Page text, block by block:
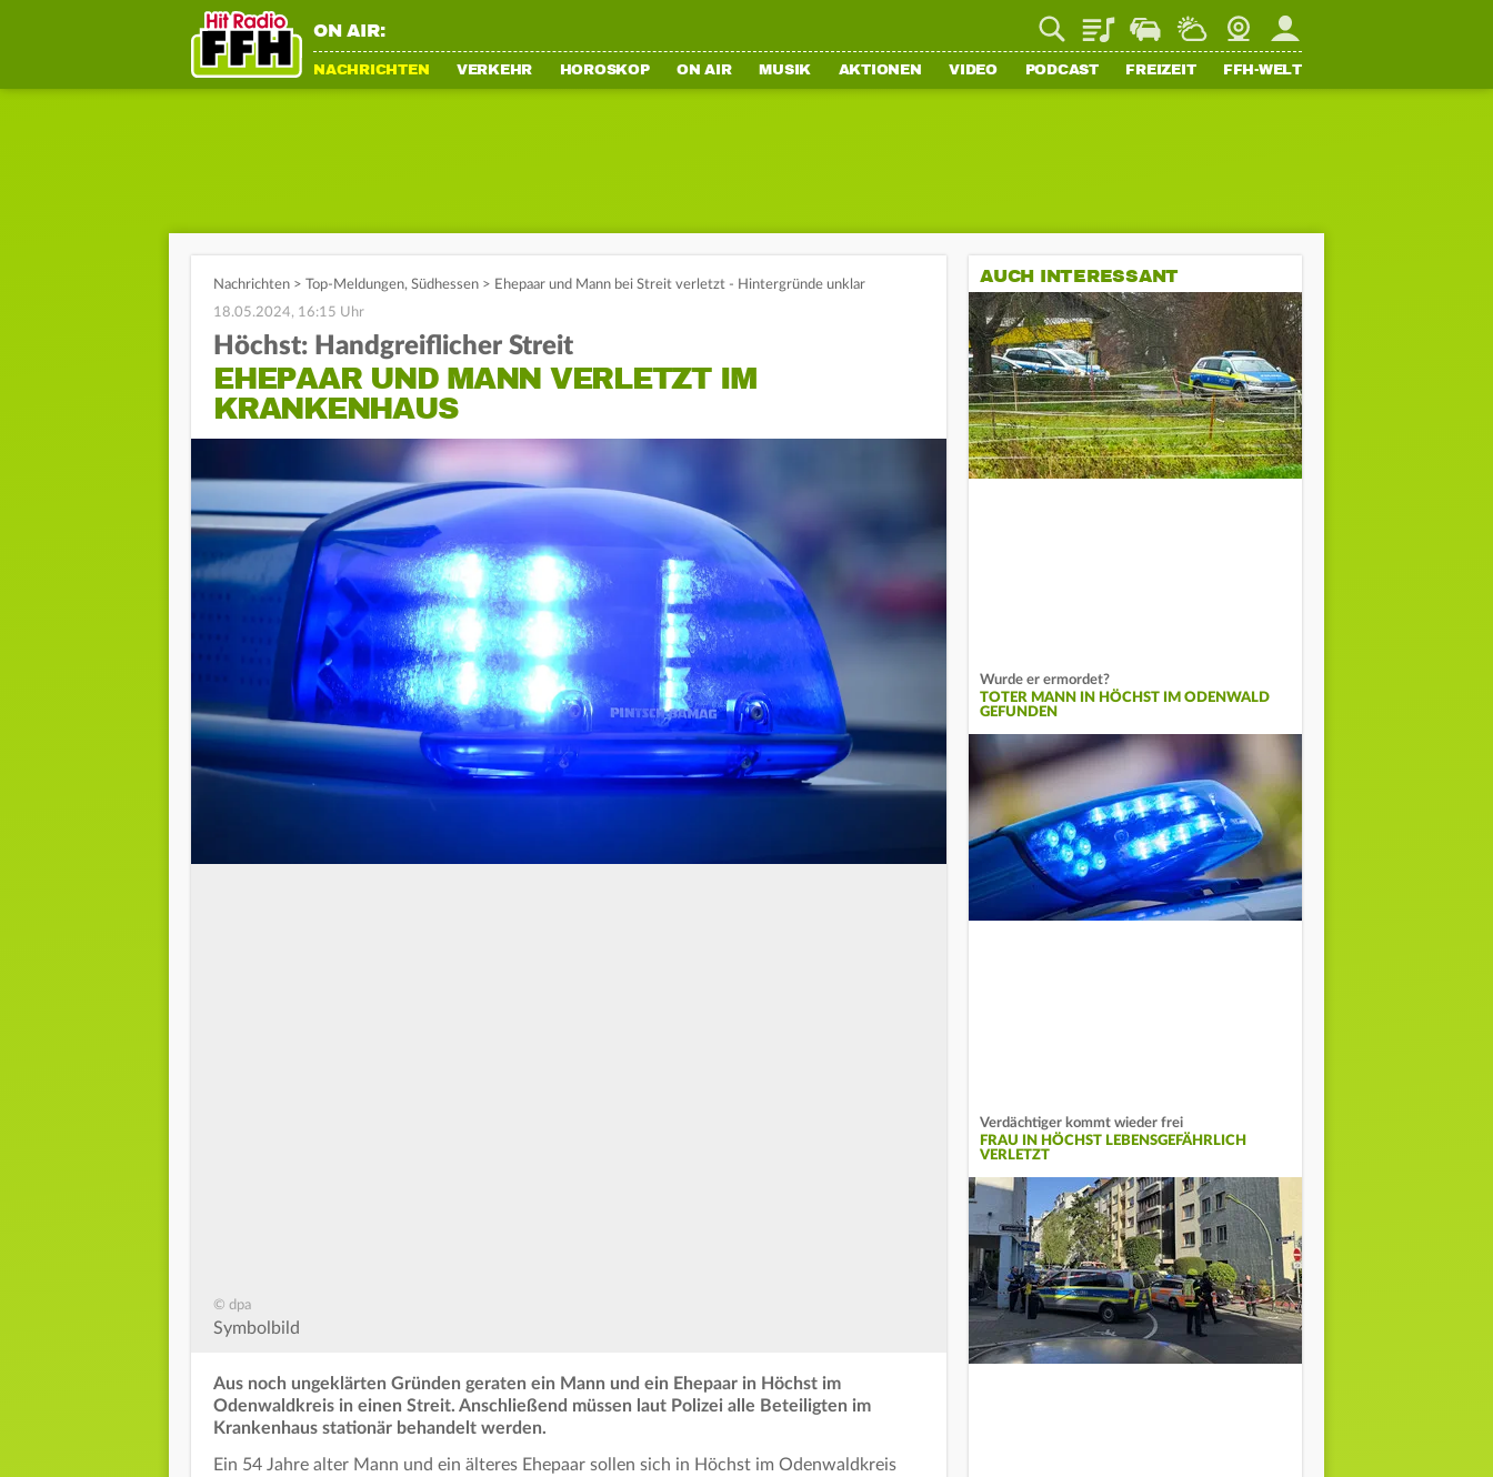
ON AIR: PlaylistStaupilotWetterWebcamMein FFH
NACHRICHTEN VERKEHR HOROSKOP ON AIR MUSIK AKTIONEN VIDEO PODCAST FREIZEIT FFH-WELT
Nachrichten > Top-Meldungen, Südhessen > Ehepaar und Mann bei Streit verletzt - Hintergründe unklar
18.05.2024, 16:15 Uhr
Höchst: Handgreiflicher Streit
EHEPAAR UND MANN VERLETZT IM
KRANKENHAUS
© dpa
Symbolbild
Aus noch ungeklärten Gründen geraten ein Mann und ein Ehepaar in Höchst im
Odenwaldkreis in einen Streit. Anschließend müssen laut Polizei alle Beteiligten im
Krankenhaus stationär behandelt werden.
Ein 54 Jahre alter Mann und ein älteres Ehepaar sollen sich in Höchst im Odenwaldkreis
AUCH INTERESSANT
Wurde er ermordet?
TOTER MANN IN HÖCHST IM ODENWALD
GEFUNDEN
Verdächtiger kommt wieder frei
FRAU IN HÖCHST LEBENSGEFÄHRLICH
VERLETZT